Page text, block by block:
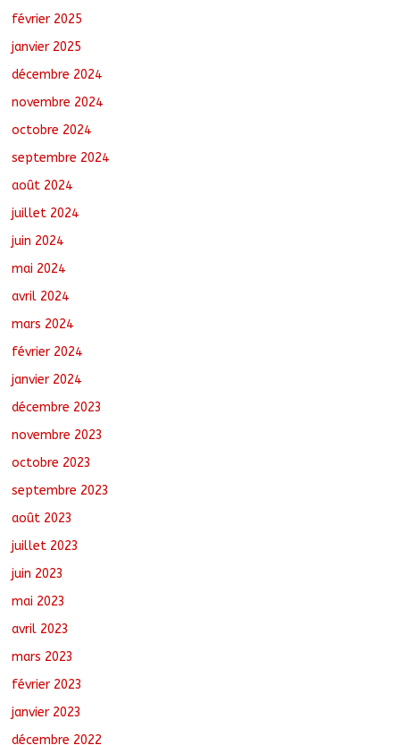
février 2025
janvier 2025
décembre 2024
novembre 2024
octobre 2024
septembre 2024
août 2024
juillet 2024
juin 2024
mai 2024
avril 2024
mars 2024
février 2024
janvier 2024
décembre 2023
novembre 2023
octobre 2023
septembre 2023
août 2023
juillet 2023
juin 2023
mai 2023
avril 2023
mars 2023
février 2023
janvier 2023
décembre 2022